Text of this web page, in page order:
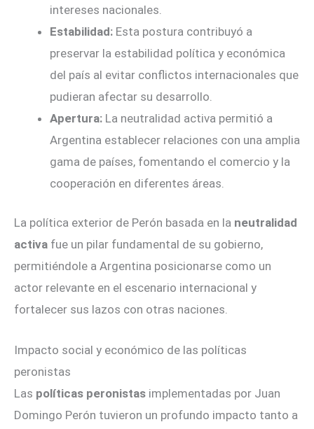
intereses nacionales.
Estabilidad: Esta postura contribuyó a
preservar la estabilidad política y económica
del país al evitar conflictos internacionales que
pudieran afectar su desarrollo.
Apertura: La neutralidad activa permitió a
Argentina establecer relaciones con una amplia
gama de países, fomentando el comercio y la
cooperación en diferentes áreas.
La política exterior de Perón basada en la neutralidad
activa fue un pilar fundamental de su gobierno,
permitiéndole a Argentina posicionarse como un
actor relevante en el escenario internacional y
fortalecer sus lazos con otras naciones.
Impacto social y económico de las políticas
peronistas
Las políticas peronistas implementadas por Juan
Domingo Perón tuvieron un profundo impacto tanto a